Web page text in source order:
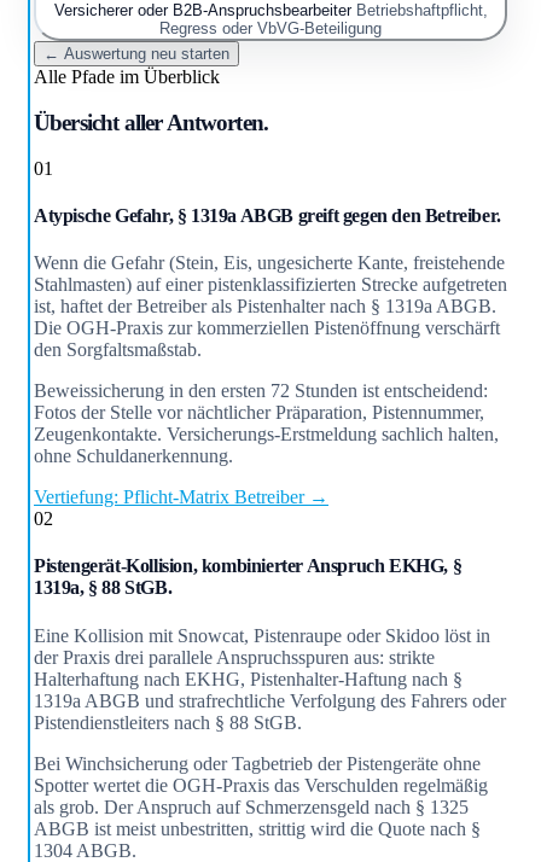
Versicherer oder B2B-Anspruchsbearbeiter Betriebshaftpflicht,
Regress oder VbVG-Beteiligung
← Auswertung neu starten
Alle Pfade im Überblick
Übersicht aller Antworten.
01
Atypische Gefahr, § 1319a ABGB greift gegen den Betreiber.
Wenn die Gefahr (Stein, Eis, ungesicherte Kante, freistehende
Stahlmasten) auf einer pistenklassifizierten Strecke aufgetreten
ist, haftet der Betreiber als Pistenhalter nach § 1319a ABGB.
Die OGH-Praxis zur kommerziellen Pistenöffnung verschärft
den Sorgfaltsmaßstab.
Beweissicherung in den ersten 72 Stunden ist entscheidend:
Fotos der Stelle vor nächtlicher Präparation, Pistennummer,
Zeugenkontakte. Versicherungs-Erstmeldung sachlich halten,
ohne Schuldanerkennung.
Vertiefung: Pflicht-Matrix Betreiber →
02
Pistengerät-Kollision, kombinierter Anspruch EKHG, §
1319a, § 88 StGB.
Eine Kollision mit Snowcat, Pistenraupe oder Skidoo löst in
der Praxis drei parallele Anspruchsspuren aus: strikte
Halterhaftung nach EKHG, Pistenhalter-Haftung nach §
1319a ABGB und strafrechtliche Verfolgung des Fahrers oder
Pistendienstleiters nach § 88 StGB.
Bei Winchsicherung oder Tagbetrieb der Pistengeräte ohne
Spotter wertet die OGH-Praxis das Verschulden regelmäßig
als grob. Der Anspruch auf Schmerzensgeld nach § 1325
ABGB ist meist unbestritten, strittig wird die Quote nach §
1304 ABGB.